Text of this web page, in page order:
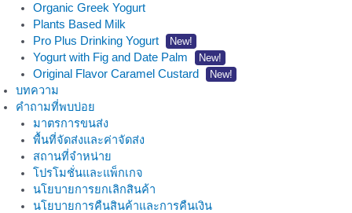
Organic Greek Yogurt
Plants Based Milk
Pro Plus Drinking Yogurt
New!
Yogurt with Fig and Date Palm New!
Original Flavor Caramel Custard New!
บทความ
คำถามที่พบบ่อย
มาตรการขนส่ง
พื้นที่จัดส่งและค่าจัดส่ง
สถานที่จำหน่าย
โปรโมชั่นและแพ็กเกจ
นโยบายการยกเลิกสินค้า
นโยบายการคืนสินค้าและการคืนเงิน